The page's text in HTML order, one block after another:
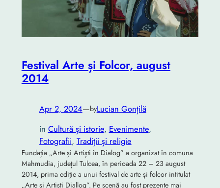
Festival Arte și Folcor, august
2014
Apr 2, 2024—byLucian Gonțilă
in Cultură și istorie, Evenimente
Fotografii, Tradiții și religie
Fundația „Arte și Artiști în Dialog” a organizat în comuna
Mahmudia, județul Tulcea, în perioada 22 – 23 august
2014, prima ediție a unui festival de arte și folcor intitulat
„Arte și Artiști Diallog”. Pe scenă au fost prezente mai